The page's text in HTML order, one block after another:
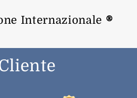
Internazionale ®